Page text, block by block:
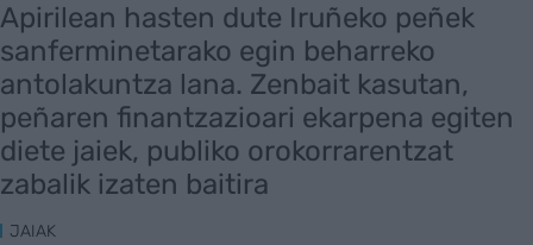
Apirilean hasten dute Iruñeko peñek
sanferminetarako egin beharreko
antolakuntza lana. Zenbait kasutan,
peñaren finantzazioari ekarpena egiten
diete jaiek, publiko orokorrarentzat
zabalik izaten baitira
JAIAK